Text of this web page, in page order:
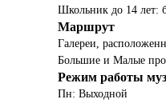
Школьник до 14 лет:
Маршрут
Галереи,
Большие и Малые
Режим работы
Пн: Выходной